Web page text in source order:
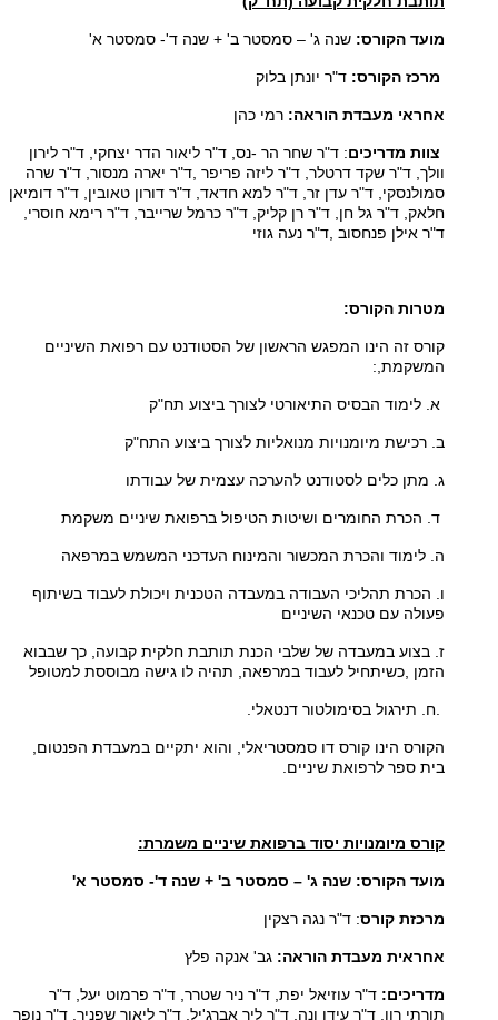
מועד הקורס: שנה ג' – סמסטר ב' + שנה ד'- סמסטר א'
מרכז הקורס: ד"ר יונתן בלוק
אחראי מעבדת הוראה: רמי כהן
צוות מדריכים: ד"ר שחר הר -נס, ד"ר ליאור הדר יצחקי, ד"ר לירון
וולך, ד"ר שקד דרטלר, ד"ר ליזה פריפר ד"ר יארה מנסור, ד"ר שרה
סמולנסקי, ד"ר עדן זר, ד"ר למא חדאד, ד"ר דורון טאובין, ד"ר דומיאן
חלאק, ד"ר גל חן, ד"ר רן קליק, ד"ר כרמל שרייבר, ד"ר רימא חוסרי,
ד"ר אילן פנחסוב ד"ר נעה גוזי
מטרות הקורס:
קורס זה הינו המפגש הראשון של הסטודנט עם רפואת השיניים
המשקמת :
א. לימוד הבסיס התיאורטי לצורך ביצוע תח"ק
ב. רכישת מיומנויות מנואליות לצורך ביצוע התח"ק
ג. מתן כלים לסטודנט להערכה עצמית של עבודתו
ד. הכרת החומרים ושיטות הטיפול ברפואת שיניים משקמת
ה. לימוד והכרת המכשור והמינוח העדכני המשמש במרפאה
ו. הכרת תהליכי העבודה במעבדה הטכנית ויכולת לעבוד בשיתוף
פעולה עם טכנאי השיניים
ז. בצוע במעבדה של שלבי הכנת תותבת חלקית קבועה, כך שבבוא
הזמן כשיתחיל לעבוד במרפאה, תהיה לו גישה מבוססת למטופל
ח. תירגול בסימולטור דנטאלי
הקורס הינו קורס דו סמסטריאלי, והוא יתקיים במעבדת הפנטום,
בית ספר לרפואת שיניים
קורס מיומנויות יסוד ברפואת שיניים משמרת:
מועד הקורס: שנה ג' – סמסטר ב' + שנה ד'- סמסטר א'
מרכזת קורס: ד"ר נגה רצקין
אחראית מעבדת הוראה: גב' אנקה פלץ
מדריכים: ד"ר עוזיאל יפת, ד"ר ניר שטרר, ד"ר פרמוט יעל, ד"ר
תורתי רון, ד"ר עידו ונה, ד"ר ליר אברג'יל, ד"ר ליאור שפניר, ד"ר נופר